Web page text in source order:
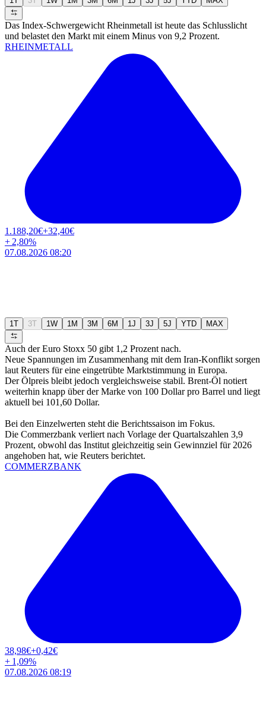
Das Index-Schwergewicht Rheinmetall ist heute das Schlusslicht
und belastet den Markt mit einem Minus von 9,2 Prozent.
RHEINMETALL
1.188,20€+32,40€
+ 2,80%
07.08.2026 08:20
1T 3T 1W 1M 3M 6M 1J 3J 5J YTD MAX
Auch der Euro Stoxx 50 gibt 1,2 Prozent nach.
Neue Spannungen im Zusammenhang mit dem Iran-Konflikt sorgen
laut Reuters für eine eingetrübte Marktstimmung in Europa.
Der Ölpreis bleibt jedoch vergleichsweise stabil. Brent-Öl notiert
weiterhin knapp über der Marke von 100 Dollar pro Barrel und liegt
aktuell bei 101,60 Dollar.
Bei den Einzelwerten steht die Berichtssaison im Fokus.
Die Commerzbank verliert nach Vorlage der Quartalszahlen 3,9
Prozent, obwohl das Institut gleichzeitig sein Gewinnziel für 2026
angehoben hat, wie Reuters berichtet.
COMMERZBANK
38,98€+0,42€
+ 1,09%
07.08.2026 08:19